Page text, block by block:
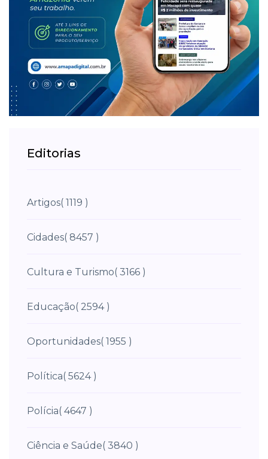
Editorias
Artigos( 1119 )
Cidades( 8457 )
Cultura e Turismo( 3166 )
Educação( 2594 )
Oportunidades( 1955 )
Política( 5624 )
Polícia( 4647 )
Ciência e Saúde( 3840 )